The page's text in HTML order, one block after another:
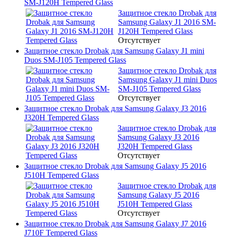
SM-J120H Tempered Glass
Защитное стекло Drobak для
Samsung Galaxy J1 2016 SM-
J120H Tempered Glass
Отсутствует
Защитное стекло Drobak для Samsung Galaxy J1 mini
Duos SM-J105 Tempered Glass
Защитное стекло Drobak для
Samsung Galaxy J1 mini Duos
SM-J105 Tempered Glass
Отсутствует
Защитное стекло Drobak для Samsung Galaxy J3 2016
J320H Tempered Glass
Защитное стекло Drobak для
Samsung Galaxy J3 2016
J320H Tempered Glass
Отсутствует
Защитное стекло Drobak для Samsung Galaxy J5 2016
J510H Tempered Glass
Защитное стекло Drobak для
Samsung Galaxy J5 2016
J510H Tempered Glass
Отсутствует
Защитное стекло Drobak для Samsung Galaxy J7 2016
J710F Tempered Glass